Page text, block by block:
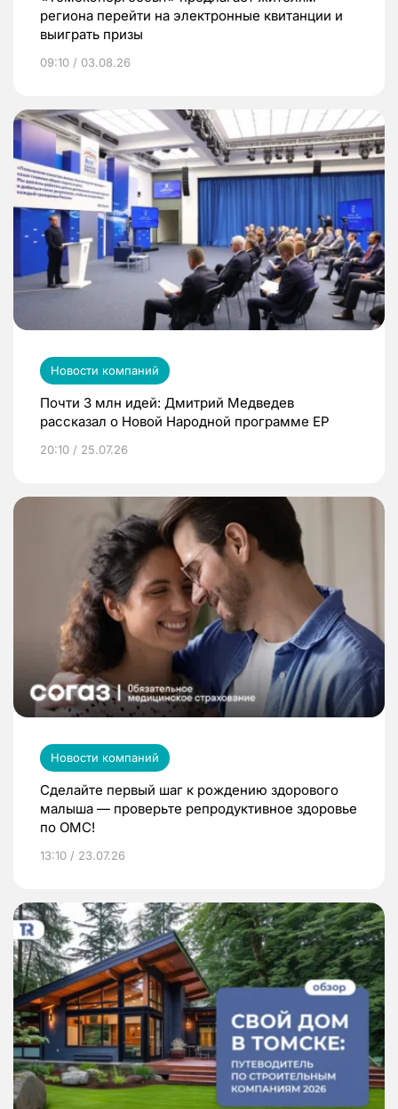
региона перейти на электронные квитанции и
выиграть призы
09:10 / 03.08.26
Новости компаний
Почти 3 млн идей: Дмитрий Медведев
рассказал о Новой Народной программе ЕР
20:10 / 25.07.26
Новости компаний
Сделайте первый шаг к рождению здорового
малыша — проверьте репродуктивное здоровье
по ОМС!
13:10 / 23.07.26